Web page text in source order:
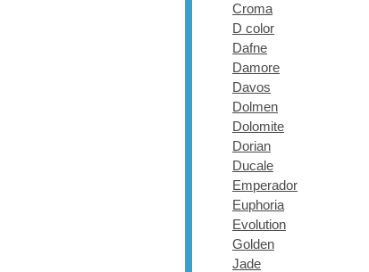
Croma
D color
Dafne
Damore
Davos
Dolmen
Dolomite
Dorian
Ducale
Emperador
Euphoria
Evolution
Golden
Jade